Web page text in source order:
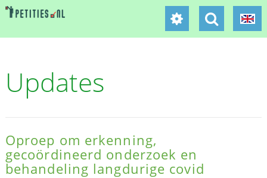
Updates
Oproep om erkenning,
gecoördineerd onderzoek en
behandeling langdurige covid